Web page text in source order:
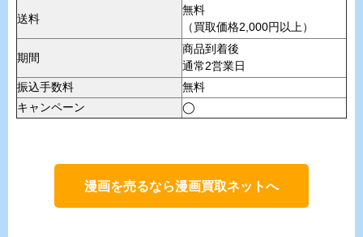
送料
無料
（買取価格2,000円以上）
期間
商品到着後
通常2営業日
振込手数料
無料
キャンペーン
◯
漫画を売るなら漫画買取ネットへ